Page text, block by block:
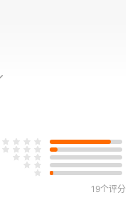
19个评分